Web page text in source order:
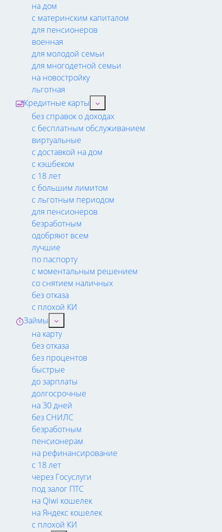
на дом
с материнским капиталом
для пенсионеров
военная
для молодой семьи
для многодетной семьи
на новостройку
льготная
Кредитные карты
без справок о доходах
с бесплатным обслуживанием
виртуальные
с доставкой на дом
с кэшбеком
с 18 лет
с большим лимитом
с льготным периодом
для пенсионеров
безработным
одобряют всем
лучшие
по паспорту
с моментальным решением
со снятием наличных
без отказа
с плохой КИ
Займы
на карту
без отказа
без процентов
быстрые
до зарплаты
долгосрочные
на 30 дней
без СНИЛС
безработным
пенсионерам
на рефинансирование
с 18 лет
через Госуслуги
под залог ПТС
на Qiwi кошелек
на Яндекс кошелек
с плохой КИ